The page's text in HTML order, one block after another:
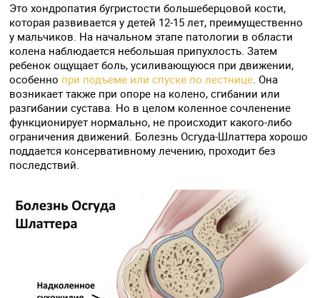
Это хондропатия бугристости большеберцовой кости,
которая развивается у детей 12-15 лет, преимущественно
у мальчиков. На начальном этапе патологии в области
колена наблюдается небольшая припухлость. Затем
ребенок ощущает боль, усиливающуюся при движении,
особенно при подъеме или спуске по лестнице. Она
возникает также при опоре на колено, сгибании или
разгибании сустава. Но в целом коленное сочленение
функционирует нормально, не происходит какого-либо
ограничения движений. Болезнь Осгуда-Шлаттера хорошо
поддается консервативному лечению, проходит без
последствий.